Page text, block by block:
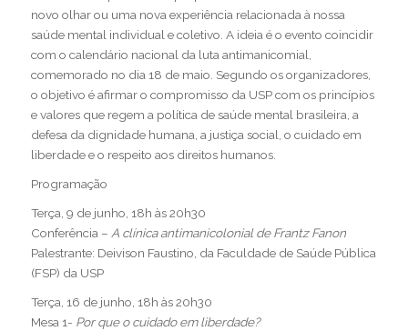
novo olhar ou uma nova experiência relacionada à nossa
saúde mental individual e coletivo. A ideia é o evento coincidir
com o calendário nacional da luta antimanicomial,
comemorado no dia 18 de maio. Segundo os organizadores,
o objetivo é afirmar o compromisso da USP com os princípios
e valores que regem a política de saúde mental brasileira, a
defesa da dignidade humana, a justiça social, o cuidado em
liberdade e o respeito aos direitos humanos.
Programação
Terça, 9 de junho, 18h às 20h30
Conferência – A clínica antimanicolonial de Frantz Fanon
Palestrante: Deivison Faustino, da Faculdade de Saúde Pública
(FSP) da USP
Terça, 16 de junho, 18h às 20h30
Mesa 1- Por que o cuidado em liberdade?